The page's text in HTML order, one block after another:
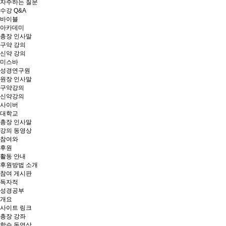
자주하는 질문
수강 Q&A
바이블
아카데미
총장 인사말
구약 강의
신약 강의
미스바
성경연구원
원장 인사말
구약강의
신약강의
사이버
대학교
총장 인사말
강의 동영상
참여와
후원
활동 안내
후원방법 소개
참여 게시판
독자적
성경공부
개요
사이트 링크
총장 강좌